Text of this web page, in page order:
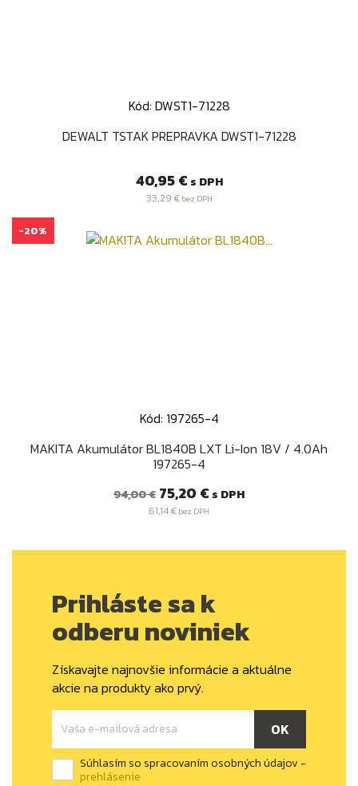
Kód: DWST1-71228
DEWALT TSTAK PREPRAVKA DWST1-71228
Cena
40,95 € s DPH
33,29 €bez DPH
Kód: 197265-4
MAKITA Akumulátor BL1840B LXT Li-Ion 18V / 4.0Ah
197265-4
Bežná
94,00 € Cena
75,20 € s DPH
61,14 € bez DPH
-20%
Prihláste sa k
odberu noviniek
Získavajte najnovšie informácie a aktuálne
akcie na produkty ako prvý.
Súhlasím so spracovaním osobných údajov -
prehlásenie